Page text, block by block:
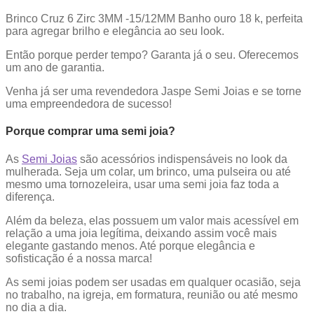
Brinco Cruz 6 Zirc 3MM -15/12MM Banho ouro 18 k, perfeita
para agregar brilho e elegância ao seu look.
Então porque perder tempo? Garanta já o seu. Oferecemos
um ano de garantia.
Venha já ser uma revendedora Jaspe Semi Joias e se torne
uma empreendedora de sucesso!
Porque comprar uma semi joia?
As Semi Joias são acessórios indispensáveis no look da
mulherada. Seja um colar, um brinco, uma pulseira ou até
mesmo uma tornozeleira, usar uma semi joia faz toda a
diferença.
Além da beleza, elas possuem um valor mais acessível em
relação a uma joia legítima, deixando assim você mais
elegante gastando menos. Até porque elegância e
sofisticação é a nossa marca!
As semi joias podem ser usadas em qualquer ocasião, seja
no trabalho, na igreja, em formatura, reunião ou até mesmo
no dia a dia.